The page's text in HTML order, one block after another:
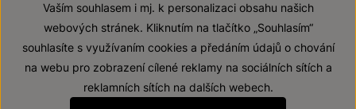
© 2026 ZNOVÍN ZNOJMO, a. s.
Prohlášení o přístupnosti
Vaším souhlasem i mj. k personalizaci obsahu našich
webových stránek. Kliknutím na tlačítko „Souhlasím“
souhlasíte s využívaním cookies a předáním údajů o chování
na webu pro zobrazení cílené reklamy na sociálních sítích a
reklamních sítích na dalších webech.